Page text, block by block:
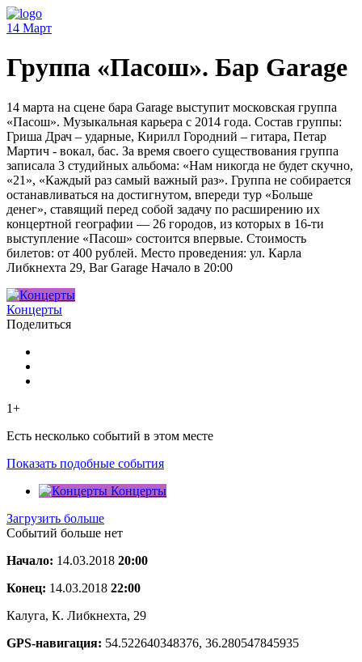
14 Март
Группа «Пасош». Бар Garage
14 марта на сцене бара Garage выступит московская группа
«Пасош». Музыкальная карьера с 2014 года. Состав группы:
Гриша Драч – ударные, Кирилл Городний – гитара, Петар
Мартич - вокал, бас. За время своего существования группа
записала 3 студийных альбома: «Нам никогда не будет скучно,
«21», «Каждый раз самый важный раз». Группа не собирается
останавливаться на достигнутом, впереди тур «Больше
денег», ставящий перед собой задачу по расширению их
концертной географии — 26 городов, из которых в 16-ти
выступление «Пасош» состоится впервые. Стоимость
билетов: от 400 рублей. Место проведения: ул. Карла
Либкнехта 29, Bar Garage Начало в 20:00
Концерты
Поделиться
1+
Есть несколько событий в этом месте
Показать подобные события
Концерты
Загрузить больше
Событий больше нет
Начало: 14.03.2018 20:00
Конец: 14.03.2018 22:00
Калуга, К. Либкнехта, 29
GPS-навигация: 54.522640348376, 36.280547845935